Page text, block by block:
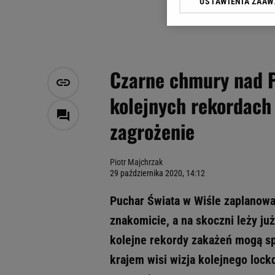
Czarne chmury nad
kolejnych
zagrożenie
Piotr Majchrzak
29 października 2020, 14:12
Puchar Świata w Wiśle
znakomicie, a na skoczni leży
kolejne rekordy zakażeń mogą
krajem wisi wizja kolejnego
Klikając „Akceptuję”
Zaufanych Partnerów i
My, nasi Zaufani
Użycie dokładnych
Przechowywanie
badnie odbiorców i